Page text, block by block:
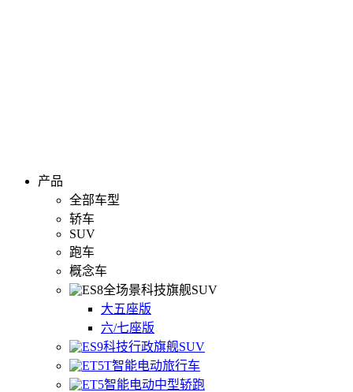
产品
全部车型
轿车
SUV
跑车
概念车
全场景科技旗舰SUV
大五座版
六/七座版
科技行政旗舰SUV
智能电动旅行车
智能电动中型轿跑